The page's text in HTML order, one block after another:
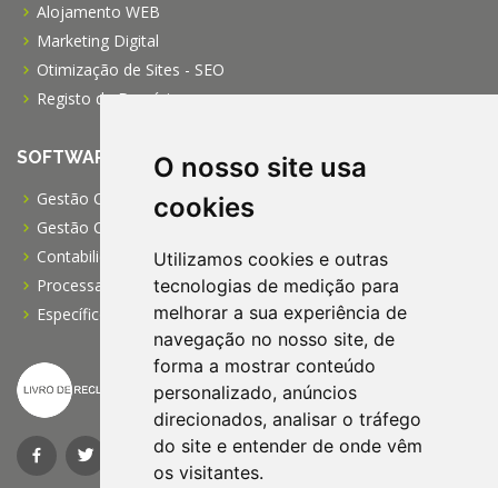
O nosso site usa
cookies
Utilizamos cookies e outras
tecnologias de medição para
melhorar a sua experiência de
navegação no nosso site, de
forma a mostrar conteúdo
personalizado, anúncios
direcionados, analisar o tráfego
do site e entender de onde vêm
os visitantes.
Alojamento WEB
Marketing Digital
Otimização de Sites - SEO
Registo de Domínios
SOFTWARE
Gestão Comercial PRO
Gestão Comercial PME
Contabilidade Profissional
Processamento de Salários
Específico para IPSS